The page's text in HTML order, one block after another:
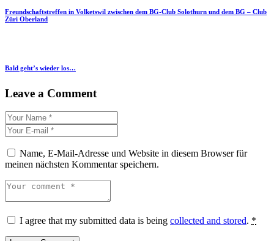
Freundschaftstreffen in Volketswil zwischen dem BG-Club Solothurn und dem BG – Club
Züri Oberland
Bald geht’s wieder los…
Leave a Comment
Name, E-Mail-Adresse und Website in diesem Browser für
meinen nächsten Kommentar speichern.
I agree that my submitted data is being collected and stored. *